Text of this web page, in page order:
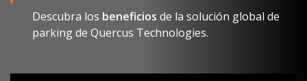
Descubra los beneficios de la solución global de
parking de Quercus Technologies.